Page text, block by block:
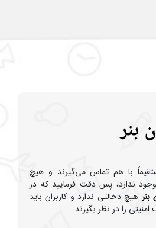
با هم تماس می‌گیرند و هیچ
ندارد، پس دقت فرمایید که در
بنر هیچ دخالتی ندارد و کاربران باید
را در نظر بگیرند.